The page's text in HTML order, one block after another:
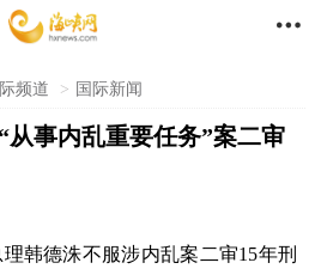

频道 > 国际新闻
从事内乱重要任务”案二审
韩德洙不服涉内乱案二审15年刑